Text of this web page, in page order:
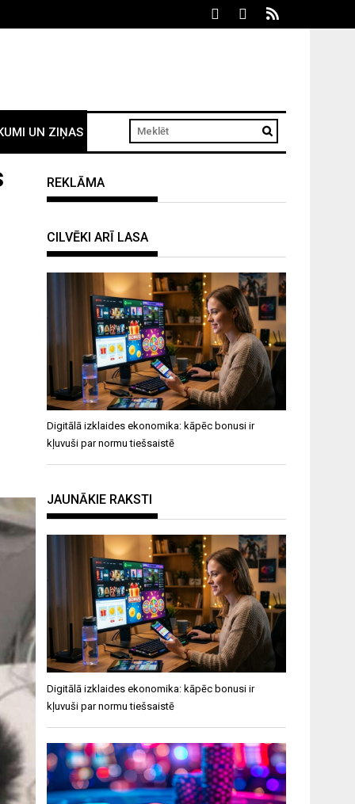
UN ZIŅAS
REKLĀMA
CILVĒKI ARĪ LASA
Digitālā izklaides ekonomika: kāpēc bonusi ir
kļuvuši par normu tiešsaistē
JAUNĀKIE RAKSTI
Digitālā izklaides ekonomika: kāpēc bonusi ir
kļuvuši par normu tiešsaistē